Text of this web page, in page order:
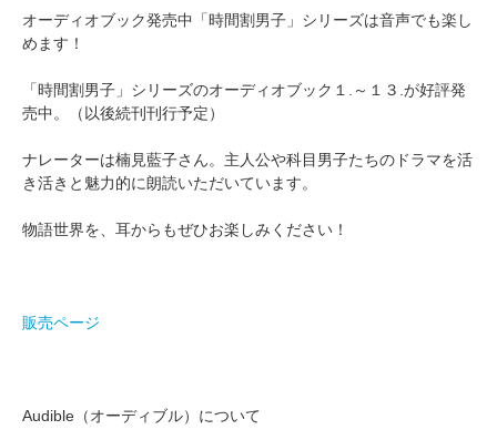
オーディオブック発売中「時間割男子」シリーズは音声でも楽し
めます！
「時間割男子」シリーズのオーディオブック１.～１３.が好評発
売中。（以後続刊刊行予定）
ナレーターは楠見藍子さん。主人公や科目男子たちのドラマを活
き活きと魅力的に朗読いただいています。
物語世界を、耳からもぜひお楽しみください！
販売ページ
Audible（オーディブル）について